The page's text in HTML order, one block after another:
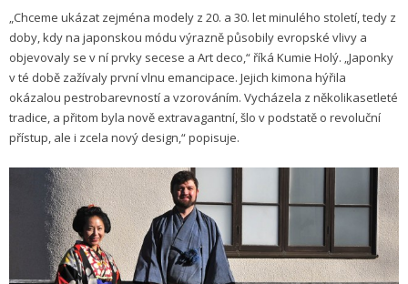
„Chceme ukázat zejména modely z 20. a 30. let minulého století, tedy z
doby, kdy na japonskou módu výrazně působily evropské vlivy a
objevovaly se v ní prvky secese a Art deco,“ říká Kumie Holý. „Japonky
v té době zažívaly první vlnu emancipace. Jejich kimona hýřila
okázalou pestrobarevností a vzorováním. Vycházela z několikasetleté
tradice, a přitom byla nově extravagantní, šlo v podstatě o revoluční
přístup, ale i zcela nový design,“ popisuje.